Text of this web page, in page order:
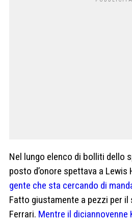
Nel lungo elenco di bolliti dello
posto d’onore spettava a Lewis
gente che sta cercando di
Fatto giustamente a pezzi per il
Ferrari. Mentre il diciannovenne